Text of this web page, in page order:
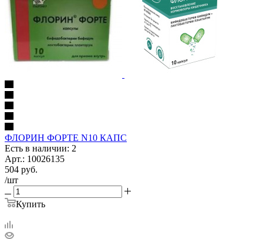
ФЛОРИН ФОРТЕ N10 КАПС
Есть в наличии: 2
Арт.: 10026135
504 руб.
/шт
Купить